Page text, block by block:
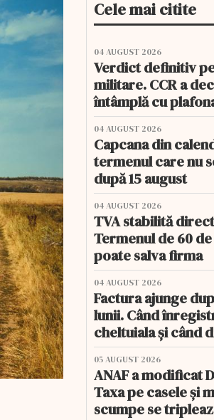
Cele mai citite
04 AUGUST 2026
Verdict definitiv
militare. CCR a
întâmplă cu
04 AUGUST 2026
Capcana din
termenul care nu
după 15 august
04 AUGUST 2026
TVA stabilită
Termenul de 60
poate salva firma
04 AUGUST 2026
Factura ajunge
lunii. Când
cheltuiala și când
05 AUGUST 2026
ANAF a modificat
Taxa pe casele și
scumpe se